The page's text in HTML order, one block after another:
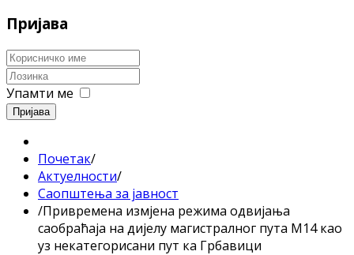
Пријава
Упамти ме
Пријава
Почетак/
Актуелности/
Саопштења за јавност
/Привремена измјена режима одвијања
саобраћаја на дијелу магистралног пута М14 као
уз некатегорисани пут ка Грбавици